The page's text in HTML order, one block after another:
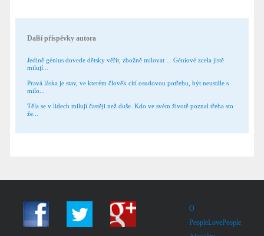
Další příspěvky autora
Jedině génius dovede dětsky věřit, zbožně milovat ... Géniové zcela jistě
milují...
Pravá láska je stav, ve kterém člověk cítí osudovou potřebu, být neustále s
milo...
Těla se v lidech milují častěji než duše. Kdo ve svém životě poznal třeba sto
že...
O
PeopleLovePeople